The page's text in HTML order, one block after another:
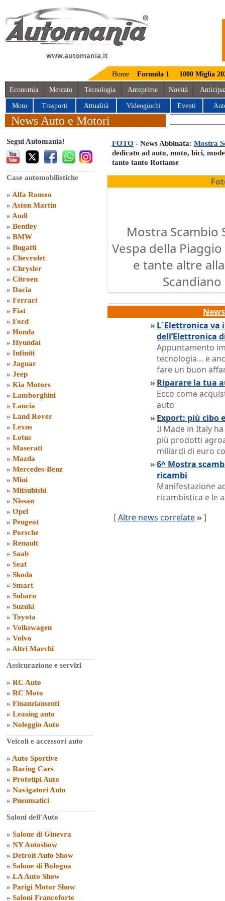
www.automania.it
Home Formula 1 1000 Miglia
Economia Mercato Tecnologia Anteprime Novità
Moto Trasporti Attualità Videogiochi Eventi
News Auto e Motori
Segui Automania!
Case automobilistiche
» Alfa Romeo
» Aston Martin
» Audi
» Bentley
» BMW
» Bugatti
» Chevrolet
» Chrysler
» Citroen
» Dacia
» Ferrari
» Fiat
» Ford
» Honda
» Hyundai
» Infiniti
» Jaguar
» Jeep
» Kia Motors
» Lamborghini
» Lancia
» Land Rover
» Lexus
» Lotus
» Maserati
» Mazda
» Mercedes-Benz
» Mini
» Mitsubishi
» Nissan
» Opel
» Peugeot
» Porsche
» Renault
» Saab
» Seat
» Skoda
» Smart
» Subaru
» Suzuki
» Toyota
» Volkswagen
» Volvo
» Altri Marchi
Assicurazione e servizi
» RC Auto
» RC Moto
» Finanziamenti
» Leasing auto
» Noleggio Auto
Veicoli e accessori auto
» Auto Sportive
» Racing Cars
» Prototipi Auto
» Navigatori Auto
» Pneumatici
Saloni dell'Auto
» Salone di Ginevra
» NY Autoshow
» Detroit Auto Show
» Salone di Bologna
» LA Auto Show
» Parigi Motor Show
» Saloni Francoforte
FOTO - News Abbinata: Mostra
dedicato ad auto, moto, bici,
tanto tanto Rottame
Mostra Scambio
Vespa della
e tante altre
» L´Elettronica va
dell’Elettronica
Appuntamento
tecnologia… e
fare un buon
» Riparare la tua
Ecco come
auto
» Export: più cibo
Il Made in Italy
più prodotti
miliardi di euro
»6^ Mostra
ricambi
Manifestazione
ricambistica e le
[Altre news correlate » ]